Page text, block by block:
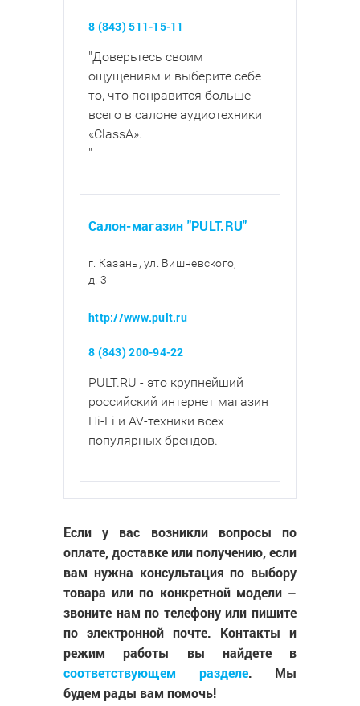
8 (843) 511-15-11
"Доверьтесь своим
ощущениям и выберите себе
то, что понравится больше
всего в салоне аудиотехники
«ClassA».
"
Салон-магазин "PULT.RU"
г. Казань, ул. Вишневского,
д. 3
http://www.pult.ru
8 (843) 200-94-22
PULT.RU - это крупнейший
российский интернет магазин
Hi-Fi и AV-техники всех
популярных брендов.
Если у вас возникли вопросы по
оплате, доставке или получению, если
вам нужна консультация по выбору
товара или по конкретной модели –
звоните нам по телефону или пишите
по электронной почте. Контакты и
режим работы вы найдете в
соответствующем разделе. Мы
будем рады вам помочь!